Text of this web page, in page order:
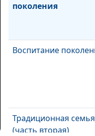
поколения
Воспитание
Традиционная семья
(часть вторая)